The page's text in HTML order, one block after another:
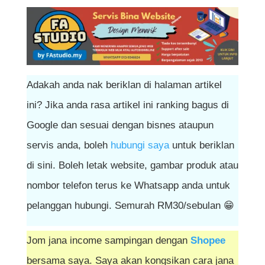
Adakah anda nak beriklan di halaman artikel
ini? Jika anda rasa artikel ini ranking bagus di
Google dan sesuai dengan bisnes ataupun
servis anda, boleh hubungi sayauntuk beriklan
di sini. Boleh letak website, gambar produk atau
nombor telefon terus ke Whatsapp anda untuk
pelanggan hubungi. Semurah RM30/sebulan 😁
Jom jana income sampingan dengan Shopee
bersama saya. Saya akan kongsikan cara jana